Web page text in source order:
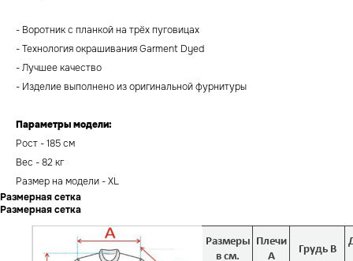
- Воротник с планкой на трёх пуговицах
- Технология окрашивания Garment Dyed
- Лучшее качество
- Изделие выполнено из оригинальной фурнитуры
Параметры модели:
Рост - 185 см
Вес - 82 кг
Размер на модели - XL
Размерная сетка
Размерная сетка